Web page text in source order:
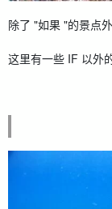
除了 "如果 "的景点
这里有一些 IF 以外